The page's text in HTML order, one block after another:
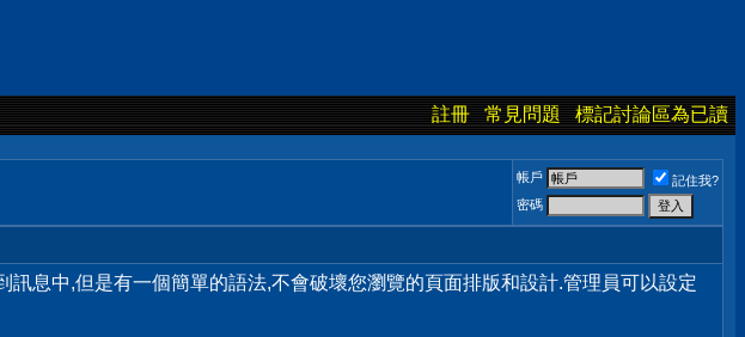
註冊 常見問題 標記討論區為已讀
帳戶
記住我?
密碼
息中,但是有一個簡單的語法,不會破壞您瀏覽的頁面排版和設計.管理員可以設定